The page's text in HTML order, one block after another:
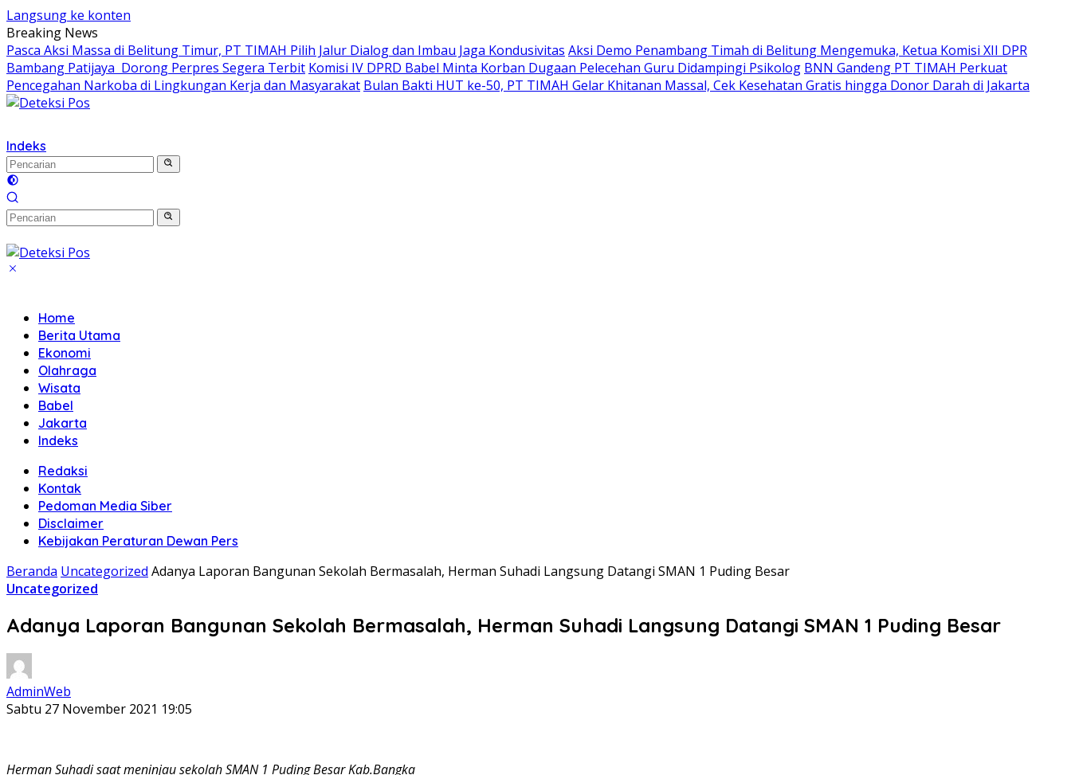
Langsung ke konten
Breaking News
Pasca Aksi Massa di Belitung Timur, PT TIMAH Pilih Jalur Dialog dan Imbau Jaga Kondusivitas Aksi Demo Penambang Timah di Belitung Mengemuka, Ketua Komisi XII DPR
Bambang Patijaya Dorong Perpres Segera Terbit Komisi IV DPRD Babel Minta Korban Dugaan Pelecehan Guru Didampingi Psikolog BNN Gandeng PT TIMAH Perkuat
Pencegahan Narkoba di Lingkungan Kerja dan Masyarakat Bulan Bakti HUT ke-50, PT TIMAH Gelar Khitanan Massal, Cek Kesehatan Gratis hingga Donor Darah di Jakarta
Indeks
Home
Berita Utama
Ekonomi
Olahraga
Wisata
Babel
Jakarta
Indeks
Redaksi
Kontak
Pedoman Media Siber
Disclaimer
Kebijakan Peraturan Dewan Pers
Beranda Uncategorized Adanya Laporan Bangunan Sekolah Bermasalah, Herman Suhadi Langsung Datangi SMAN 1 Puding Besar
Uncategorized
Adanya Laporan Bangunan Sekolah Bermasalah, Herman Suhadi Langsung Datangi SMAN 1 Puding Besar
AdminWeb
Sabtu 27 November 2021 19:05
Herman Suhadi saat meninjau sekolah SMAN 1 Puding Besar Kab.Bangka